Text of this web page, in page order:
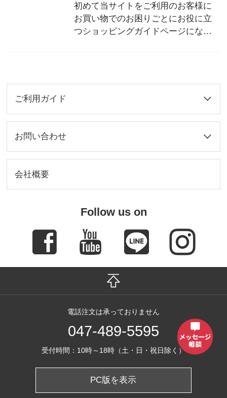
初めて当サイトをご利用のお客様に
お買い物でのお困りごとにお役に立
つショッピングガイドページになり
ご利用ガイド
お問い合わせ
会社概要
Follow us on
電話注文は承っておりません
047-489-5595
受付時間：10時～18時（土・日・祝日除く）
PC版を表示